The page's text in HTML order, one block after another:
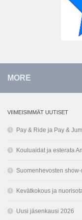
MORE
VIIMEISIMMÄT UUTISET
Pay & Ride ja Pay &
Kouluaidat ja esterata
Suomenhevosten
Kevätkokous ja
Uusi jäsenkausi 2026